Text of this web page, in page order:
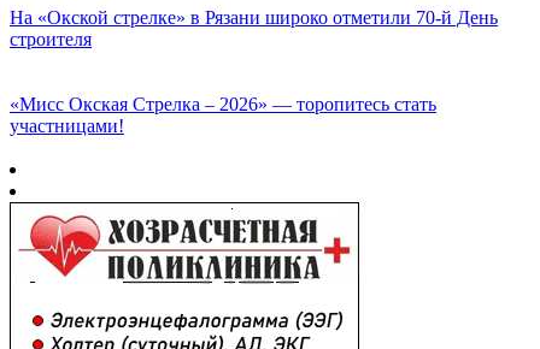
На «Окской стрелке» в Рязани широко отметили 70-й День
строителя
«Мисс Окская Стрелка – 2026» — торопитесь стать
участницами!